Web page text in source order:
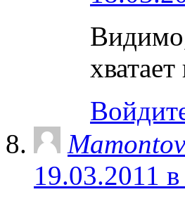
Mamontov
19.03.2011